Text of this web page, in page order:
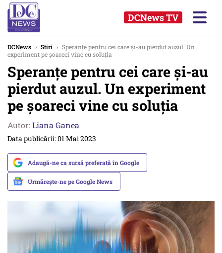
DCNews TV
DCNews › Stiri › Speranţe pentru cei care şi-au pierdut auzul. Un
experiment pe şoareci vine cu soluţia
Speranţe pentru cei care şi-au
pierdut auzul. Un experiment
pe şoareci vine cu soluţia
Autor:Liana Ganea
Data publicării: 01 Mai 2023
Adaugă-ne ca sursă preferată în Google
Urmărește-ne pe Google News